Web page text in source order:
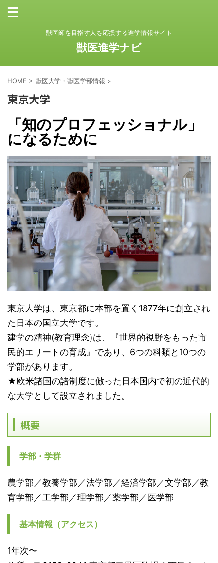
獣医師を目指す人を応援する進学情報サイト
獣医進学ナビ
HOME > 獣医大学・獣医学部情報 >
東京大学
「知のプロフェッショナル」
になるために
東京大学は、東京都に本部を置く1877年に創立され
た日本の国立大学です。
建学の精神(教育理念)は、『世界的視野をもった市
民的エリートの育成』であり、6つの科類と10つの
学部があります。
★欧米諸国の諸制度に倣った日本国内で初の近代的
な大学として設立されました。
概要
学部・学群
農学部／教養学部／法学部／経済学部／文学部／教
育学部／工学部／理学部／薬学部／医学部
基本情報（アクセス）
1年次〜